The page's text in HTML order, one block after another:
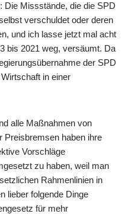
Die Missstände, die die SPD
verschuldet oder deren
und ich lasse jetzt mal acht
bis 2021 weg, versäumt. Da
der SPD
in einer
alle Maßnahmen von
Preisbremsen haben ihre
Vorschläge
zu haben, weil man
Rahmenlinien in
lieber folgende Dinge
für mehr